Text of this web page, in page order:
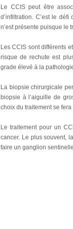
Le CCIS peut être
d’infiltration. C’est le défi
n’est présente puisque le
Les CCIS sont différents
risque de rechute est
grade élevé à la
La biopsie chirurgicale
biopsie à l’aiguille de
choix du traitement se
Le traitement pour un
cancer. Le plus souvent,
faire un ganglion